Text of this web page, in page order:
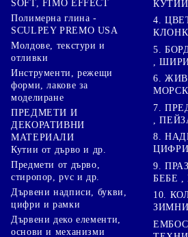
SOFT, FIMO EFFECT
Полимерна глина -
SCULPEY PREMO USA
Молдове, текстури и
отливки
Инструменти, режещи
форми, лакове за
моделиране
ПРЕДМЕТИ И
ДЕКОРАТИВНИ
МАТЕРИАЛИ
Кутии от дърво и др.
Предмети от дърво,
стиропор, pvc и др.
Дървени надписи, букви,
цифри и рамки
Дървени деко елементи,
основи и механизми
4.
5.
,
6.
7.
,
8.
ЦИФРИ
9.
БЕБЕ ,
10.